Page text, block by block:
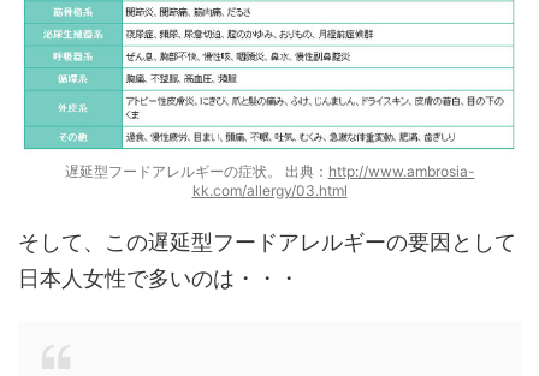
遅延型フードアレルギーの症状。 出典： http://www.ambrosia-
kk.com/allergy/03.html
そして、この遅延型フードアレルギーの要因として
日本人女性で多いのは・・・